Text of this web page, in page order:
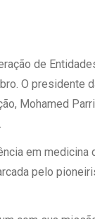
de
O presidente
Mohamed
em medicina
pelo